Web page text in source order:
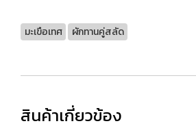
มะเขือเทศ ผักทานคู่สลัด
สินค้าเกี่ยวข้อง